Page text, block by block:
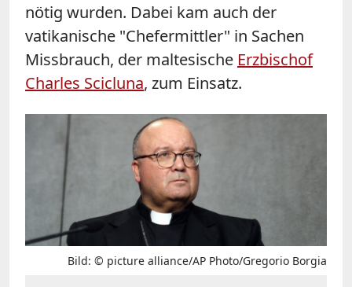
nötig wurden. Dabei kam auch der
vatikanische "Chefermittler" in Sachen
Missbrauch, der maltesische Erzbischof
Charles Scicluna, zum Einsatz.
Bild: © picture alliance/AP Photo/Gregorio Borgia